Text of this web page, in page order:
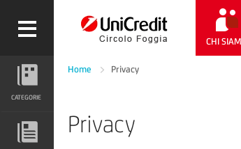
CHI
CATEGORIE
Home Privacy
Privacy